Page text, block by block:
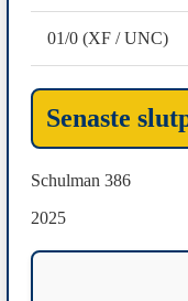
01/0 (XF / UNC)
Senaste
Schulman 386
2025